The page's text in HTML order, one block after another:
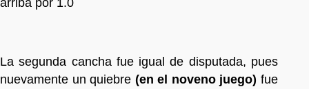
La segunda cancha fue igual de disputada, pues
nuevamente un quiebre (en el noveno juego) fue